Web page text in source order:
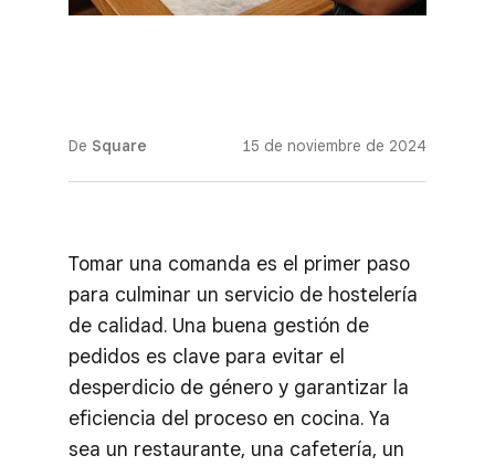
De Square 15 de noviembre de 2024
Tomar una comanda es el primer paso
para culminar un servicio de hostelería
de calidad. Una buena gestión de
pedidos es clave para evitar el
desperdicio de género y garantizar la
eficiencia del proceso en cocina. Ya
sea un restaurante, una cafetería, un